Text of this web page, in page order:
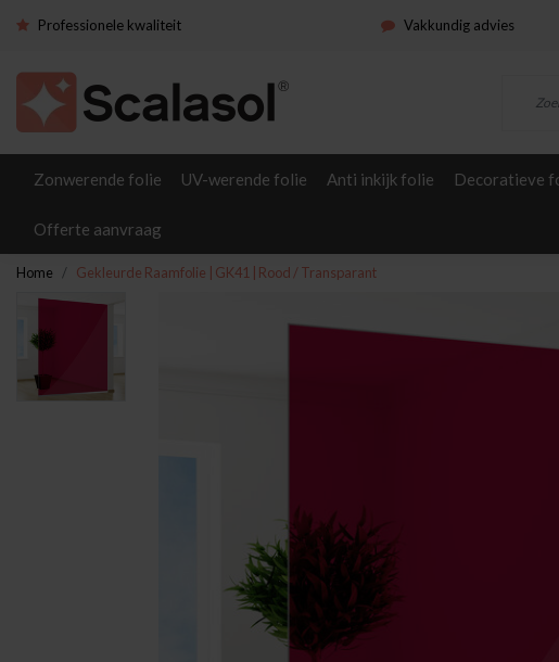
Professionele kwaliteit Vakkundig advies
Zonwerende folie UV-werende folie Anti inkijk folie Decoratieve
Offerte aanvraag
Home Gekleurde Raamfolie | GK41 | Rood / Transparant